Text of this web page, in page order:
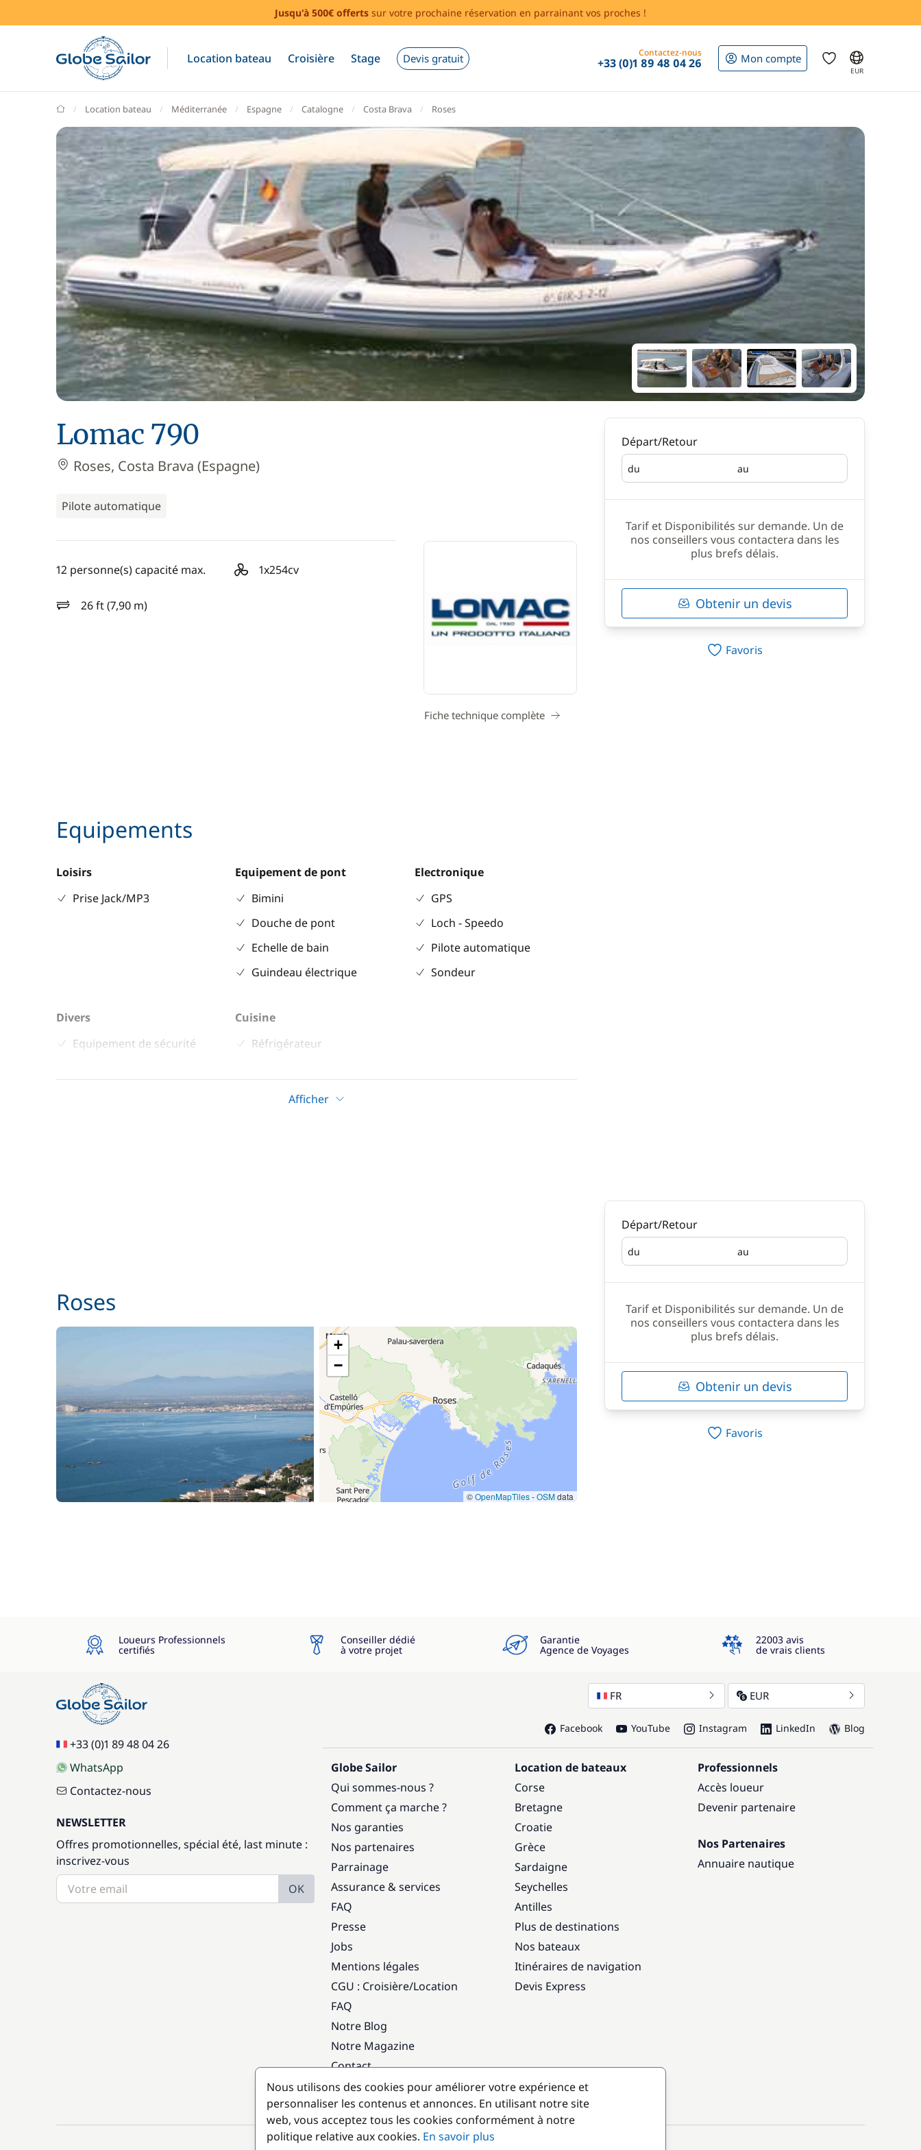
Jusqu'à 500€ offerts sur votre prochaine réservation en parrainant vos proches !
Location bateau Croisière Stage Devis gratuit Contactez-nous
+33 (0)1 89 48 04 26 Mon compte
EUR
GlobeSailor
Location bateau Méditerranée Espagne Catalogne Costa Brava Roses
Lomac 790
Roses, Costa Brava (Espagne)
Pilote automatique
12 personne(s) capacité max. 1x254cv
motorisation
26 ft (7,90 m)
longueur
Fiche technique complète
Equipements
Loisirs
Prise Jack/MP3
Equipement de pont
Bimini
Douche de pont
Echelle de bain
Guindeau électrique
Electronique
GPS
Loch - Speedo
Pilote automatique
Sondeur
Divers
Equipement de sécurité
Cuisine
Réfrigérateur
Afficher
Départ/Retour
du
Départ au
Retour
Tarif et Disponibilités sur demande. Un de
nos conseillers vous contactera dans les
plus brefs délais.
Obtenir un devis
Favoris
Roses
+
−
©OpenMapTiles-OSMdata
Départ/Retour
du
Départ au
Retour
Tarif et Disponibilités sur demande. Un de
nos conseillers vous contactera dans les
plus brefs délais.
Obtenir un devis
Favoris
Loueurs Professionnels
certifiés
Conseiller dédié
à votre projet
Garantie
Agence de Voyages
4.3
22003 avis
de vrais clients
+33 (0)1 89 48 04 26
WhatsApp
Contactez-nous
NEWSLETTER
Offres promotionnelles, spécial été, last minute :
inscrivez-vous
OK
FR EUR
Facebook YouTube Instagram LinkedIn Blog
Globe Sailor
Qui sommes-nous ?
Comment ça marche ?
Nos garanties
Nos partenaires
Parrainage
Assurance & services
FAQ
Presse
Jobs
Mentions légales
CGU : Croisière/Location
FAQ
Notre Blog
Notre Magazine
Contact
Location de bateaux
Corse
Bretagne
Croatie
Grèce
Sardaigne
Seychelles
Antilles
Plus de destinations
Nos bateaux
Itinéraires de navigation
Devis Express
Professionnels
Accès loueur
Devenir partenaire
Nos Partenaires
Annuaire nautique
Destinations populaires
Nous utilisons des cookies pour améliorer votre expérience et
personnaliser les contenus et annonces. En utilisant notre site
web, vous acceptez tous les cookies conformément à notre
politique relative aux cookies. En savoir plus